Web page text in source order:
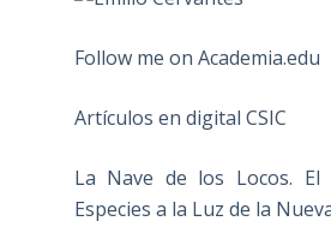
Follow me on Academia.edu
Artículos en digital CSIC
La Nave de los Locos. El
Especies a la Luz de la